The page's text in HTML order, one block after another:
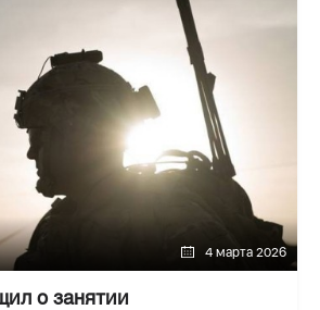
4 марта 2026
о занятии